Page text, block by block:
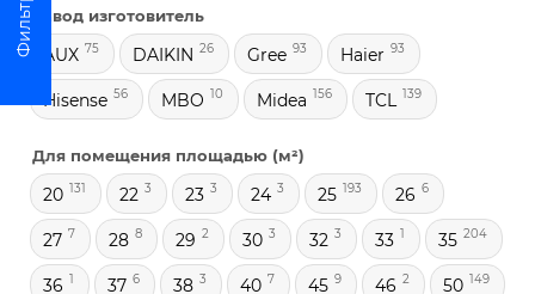
Завод изготовитель
AUX 75 DAIKIN 26 Gree 93 Haier 93
Hisense 56 MBO 10 Midea 156 TCL 139
Для помещения площадью (м²)
20 131 22 3 23 3 24 3 25 193 26 6
27 7 28 8 29 2 30 3 32 3 33 1 35 204
36 1 37 6 38 3 40 7 45 9 46 2 50 149